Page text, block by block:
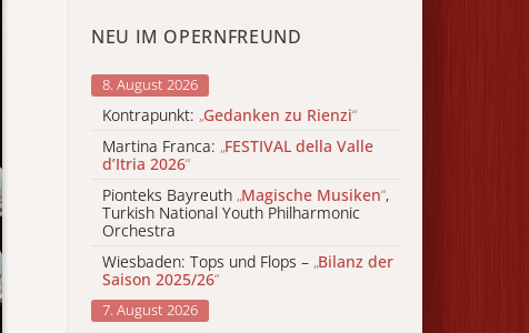
NEU IM OPERNFREUND
8. August 2026
Kontrapunkt: „Gedanken zu Rienzi“
Martina Franca: „FESTIVAL della Valle
d’Itria 2026“
Pionteks Bayreuth „Magische Musiken“,
Turkish National Youth Philharmonic
Orchestra
Wiesbaden: Tops und Flops – „Bilanz der
Saison 2025/26“
7. August 2026